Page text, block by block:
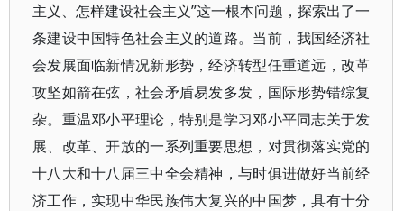
主义、怎样建设社会主义”这一根本问题，探索出了一
条建设中国特色社会主义的道路。当前，我国经济社
会发展面临新情况新形势，经济转型任重道远，改革
攻坚如箭在弦，社会矛盾易发多发，国际形势错综复
杂。重温邓小平理论，特别是学习邓小平同志关于发
展、改革、开放的一系列重要思想，对贯彻落实党的
十八大和十八届三中全会精神，与时俱进做好当前经
济工作，实现中华民族伟大复兴的中国梦，具有十分